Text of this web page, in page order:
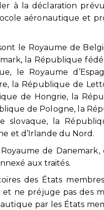
à la déclaration
aéronautique et
le Royaume de
la République
le Royaume
la République de
de Hongrie, la
de Pologne, la
slovaque, la
et d’Irlande du Nord.
de
aux traités.
des États
ne préjuge pas des
par les États